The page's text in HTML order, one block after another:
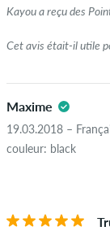
Kayou a reçu des
Cet avis était-il utile
Maxime
19.03.2018 –
couleur: black